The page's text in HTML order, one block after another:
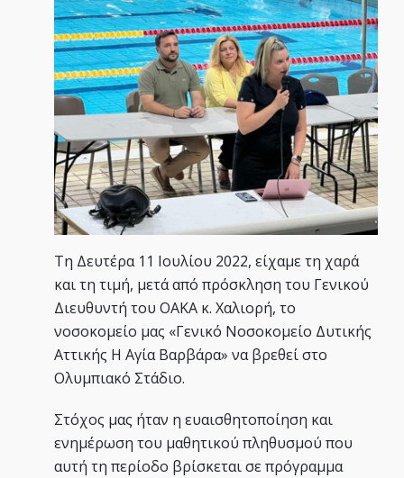
Τη Δευτέρα 11 Ιουλίου 2022, είχαμε τη χαρά
και τη τιμή, μετά από πρόσκληση του Γενικού
Διευθυντή του ΟΑΚΑ κ. Χαλιορή, το
νοσοκομείο μας «Γενικό Νοσοκομείο Δυτικής
Αττικής Η Αγία Βαρβάρα» να βρεθεί στο
Ολυμπιακό Στάδιο.
Στόχος μας ήταν η ευαισθητοποίηση και
ενημέρωση του μαθητικού πληθυσμού που
αυτή τη περίοδο βρίσκεται σε πρόγραμμα